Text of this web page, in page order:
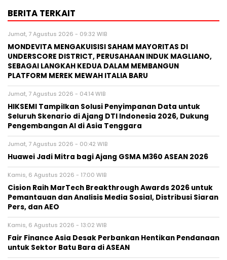
BERITA TERKAIT
Jumat, 7 Agustus 2026 - 09:32 WIB
MONDEVITA MENGAKUISISI SAHAM MAYORITAS DI
UNDERSCORE DISTRICT, PERUSAHAAN INDUK MAGLIANO,
SEBAGAI LANGKAH KEDUA DALAM MEMBANGUN
PLATFORM MEREK MEWAH ITALIA BARU
Jumat, 7 Agustus 2026 - 04:14 WIB
HIKSEMI Tampilkan Solusi Penyimpanan Data untuk
Seluruh Skenario di Ajang DTI Indonesia 2026, Dukung
Pengembangan AI di Asia Tenggara
Jumat, 7 Agustus 2026 - 00:42 WIB
Huawei Jadi Mitra bagi Ajang GSMA M360 ASEAN 2026
Kamis, 6 Agustus 2026 - 17:00 WIB
Cision Raih MarTech Breakthrough Awards 2026 untuk
Pemantauan dan Analisis Media Sosial, Distribusi Siaran
Pers, dan AEO
Kamis, 6 Agustus 2026 - 13:02 WIB
Fair Finance Asia Desak Perbankan Hentikan Pendanaan
untuk Sektor Batu Bara di ASEAN